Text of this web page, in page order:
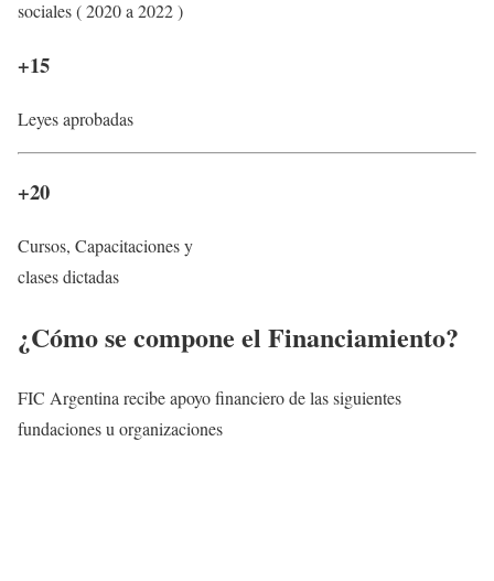
sociales ( 2020 a 2022 )
+15
Leyes aprobadas
+20
Cursos, Capacitaciones y
clases dictadas
¿Cómo se compone el Financiamiento?
FIC Argentina recibe apoyo financiero de las siguientes
fundaciones u organizaciones